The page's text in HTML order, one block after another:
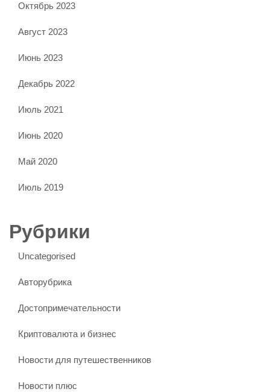
Октябрь 2023
Август 2023
Июнь 2023
Декабрь 2022
Июль 2021
Июнь 2020
Май 2020
Июль 2019
Рубрики
Uncategorised
Авторубрика
Достопримечательности
Криптовалюта и бизнес
Новости для путешественников
Новости плюс